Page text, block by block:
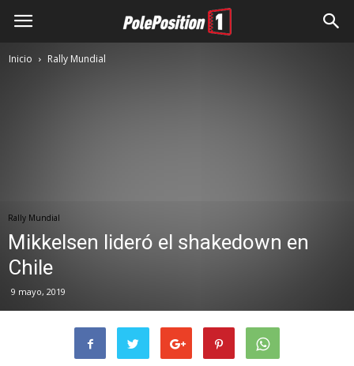
Inicio Rally Mundial
Rally Mundial
Mikkelsen lideró el shakedown en
Chile
9 mayo, 2019